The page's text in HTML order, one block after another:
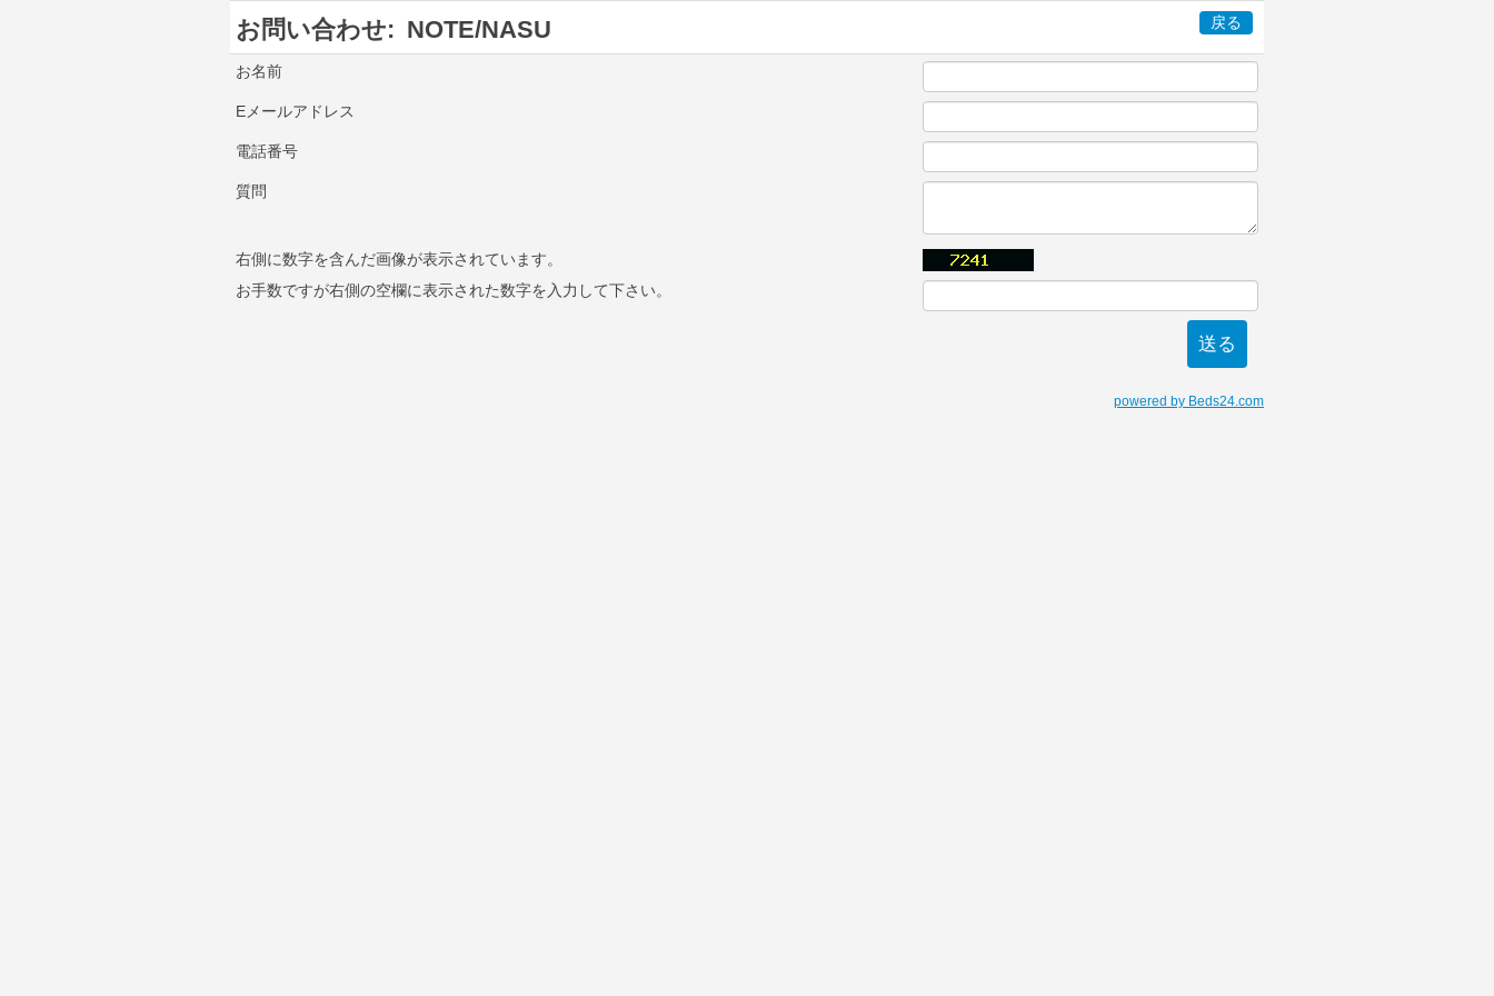
戻る
お問い合わせ: NOTE/NASU
お名前
Eメールアドレス
電話番号
質問
右側に数字を含んだ画像が表示されています。
お手数ですが右側の空欄に表示された数字を入力して下さい。
powered by Beds24.com